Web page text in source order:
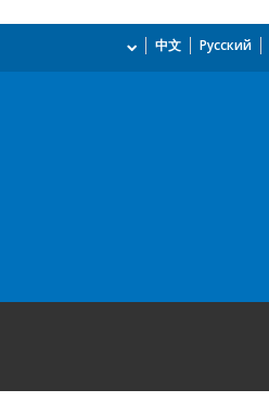
Русский
中文